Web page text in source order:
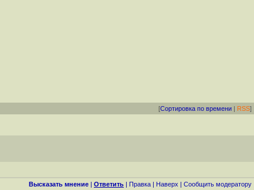
[Сортировка по времени | RSS]
Высказать мнение | Ответить | Правка | Наверх | Cообщить модератору